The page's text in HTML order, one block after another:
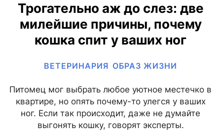
Трогательно аж до слез: две
милейшие причины, почему
кошка спит у ваших ног
ВЕТЕРИНАРИЯ ОБРАЗ ЖИЗНИ
Питомец мог выбрать любое уютное местечко в
квартире, но опять почему-то улегся у ваших
ног. Если так происходит, даже не думайте
выгонять кошку, говорят эксперты.